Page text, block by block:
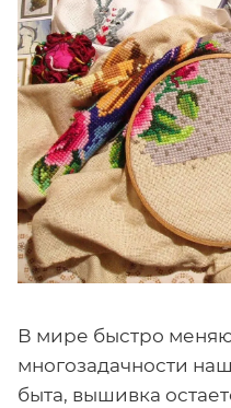
В мире быстро
многозадачности
быта, вышивка